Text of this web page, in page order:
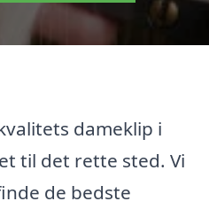
dameklip i
til det rette sted. Vi
de bedste